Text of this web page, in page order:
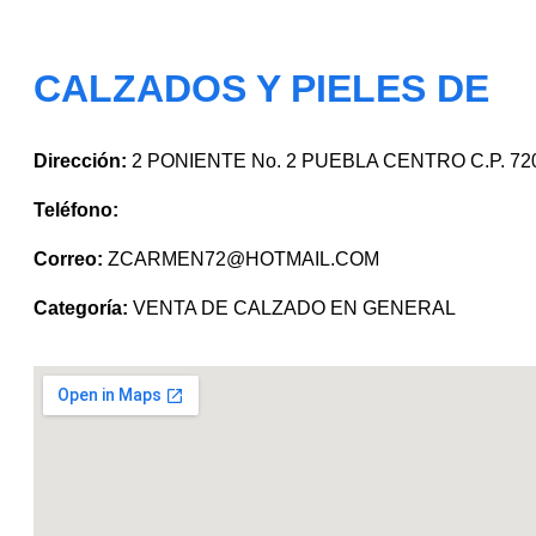
CALZADOS Y PIELES DE
Dirección: 2 PONIENTE No. 2 PUEBLA CENTRO C.P.
Teléfono:
Correo: ZCARMEN72@HOTMAIL.COM
Categoría: VENTA DE CALZADO EN GENERAL